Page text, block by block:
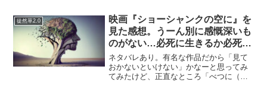
けの書籍を読んでいるところです。…幼
い頃に本が家に無かったと...
徒然草2.0
映画『ショーシャンクの空に』を
見た感想。うーん別に感慨深いも
のがない…必死に生きるか必死に
死ぬか、いずれにしても友情は必
要なのかな
ネタバレあり。有名な作品だから「見て
おかないといけない」かなーと思ってみ
てみたけど、正直なところ「べつに（そ